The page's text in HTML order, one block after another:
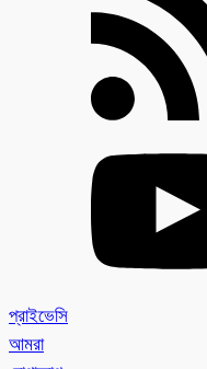
প্রাইভেসি
আমরা